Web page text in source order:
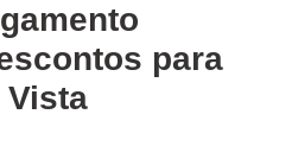
para
Vista